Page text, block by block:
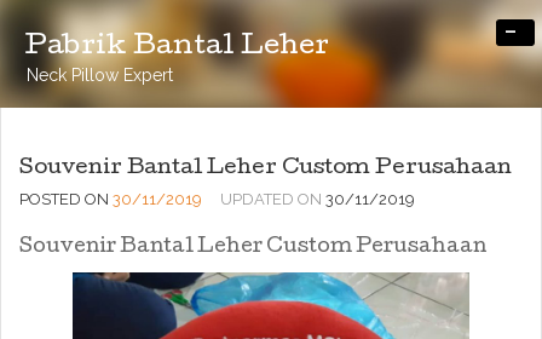
Pabrik Bantal Leher
Neck Pillow Expert
-
Souvenir Bantal Leher Custom Perusahaan
POSTED ON 30/11/2019 UPDATED ON 30/11/2019
Souvenir Bantal Leher Custom Perusahaan